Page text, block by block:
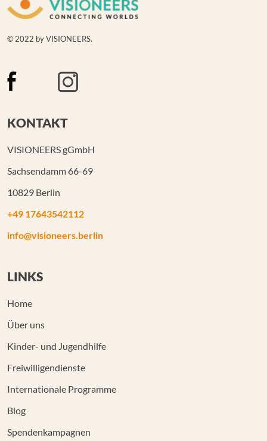
© 2022 by VISIONEERS.
KONTAKT
VISIONEERS gGmbH
Sachsendamm 66-69
10829 Berlin
+49 17643542112
info@visioneers.berlin
LINKS
Home
Über uns
Kinder- und Jugendhilfe
Freiwilligendienste
Internationale Programme
Blog
Spendenkampagnen